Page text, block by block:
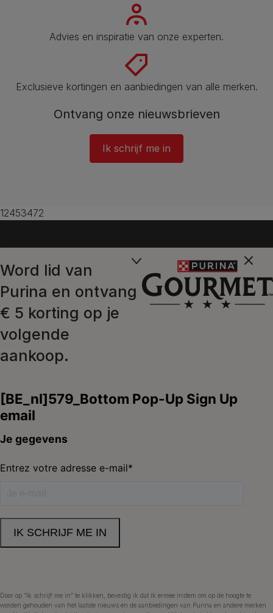
Advies en inspiratie van onze experten.
Exclusieve kortingen en aanbiedingen van alle merken.
Ontvang onze nieuwsbrieven
Ik schrijf me in
12453472
Word lid van
Purina en ontvang
€ 5 korting op je
volgende
aankoop.
Door op “Ik schrijf me in” te klikken, bevestig ik dat ik ermee instem om op de hoogte te
worden gehouden van het laatste nieuws en de aanbiedingen van Purina en andere merken
Purina
Neem contact met ons op
Volg ons